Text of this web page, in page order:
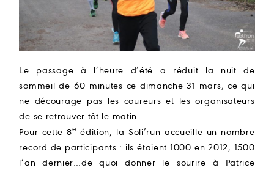
Le passage à l’heure d’été a réduit la nuit de
sommeil de 60 minutes ce dimanche 31 mars, ce qui
ne décourage pas les coureurs et les organisateurs
de se retrouver tôt le matin.
Pour cette 8e édition, la Soli’run accueille un nombre
record de participants : ils étaient 1000 en 2012, 1500
l’an dernier…de quoi donner le sourire à Patrice